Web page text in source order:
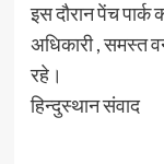
इस दौरान पेंच
अधिकारी , समस्त
रहे।
हिन्दुस्थान संवाद